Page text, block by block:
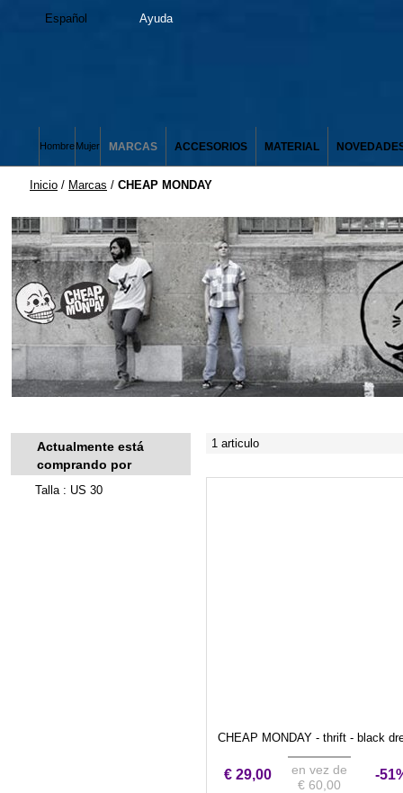
Español Ayuda
HombreMujer MARCAS ACCESORIOS MATERIAL
Inicio / Marcas / CHEAP MONDAY
Actualmente está
comprando por
Talla : US 30
1 articulo
CHEAP MONDAY - thrift - black
€ 29,00
en vez de
€ 60,00
-